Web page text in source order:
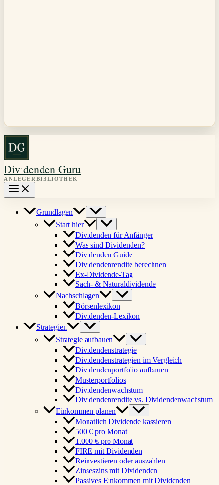
Dividenden Guru
Grundlagen
Start hier
Dividenden für Anfänger
Was sind Dividenden?
Dividenden Guide
Dividendenrendite berechnen
Ex-Dividende-Tag
Sach- & Naturaldividende
Nachschlagen
Börsenlexikon
Dividenden-Lexikon
Strategien
Strategie aufbauen
Dividendenstrategie
Dividendenstrategien im Vergleich
Dividendenportfolio aufbauen
Musterportfolios
Dividendenwachstum
Dividendenrendite vs. Dividendenwachstum
Einkommen planen
Monatlich Dividende kassieren
500 € pro Monat
1.000 € pro Monat
FIRE mit Dividenden
Reinvestieren oder auszahlen
Zinseszins mit Dividenden
Passives Einkommen mit Dividenden